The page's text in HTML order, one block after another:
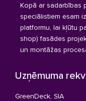
Kopā ar sadarbības
speciālistiem esam
platformu, lai kļūtu
shop) fasādes
un montāžas
Uzņēmuma
GreenDeck, SIA